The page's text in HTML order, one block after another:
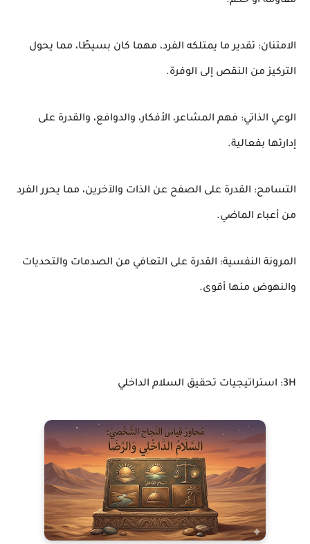
الامتنان: تقدير ما يمتلكه الفرد، مهما كان بسيطًا، مما يحول
التركيز من النقص إلى الوفرة.
الوعي الذاتي: فهم المشاعر، الأفكار، والدوافع، والقدرة على
إدارتها بفعالية.
التسامح: القدرة على الصفح عن الذات والآخرين، مما يحرر الفرد
من أعباء الماضي.
المرونة النفسية: القدرة على التعافي من الصدمات والتحديات
والنهوض منها أقوى.
3H: استراتيجيات تحقيق السلام الداخلي